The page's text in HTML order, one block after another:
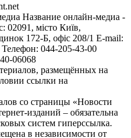
Название онлайн-медиа -
02091, місто Київ,
172-Б, офіс 208/1 E-mail:
Телефон: 044-205-43-00
06068
размещённых на
ссылки на
со страницы «Новости
изданий – обязательна
систем гиперссылка.
в независимости от